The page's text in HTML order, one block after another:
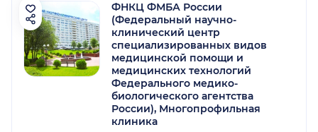
ФНКЦ ФМБА России
(Федеральный научно-
клинический центр
специализированных видов
медицинской помощи и
медицинских технологий
Федерального медико-
биологического агентства
России), Многопрофильная
клиника